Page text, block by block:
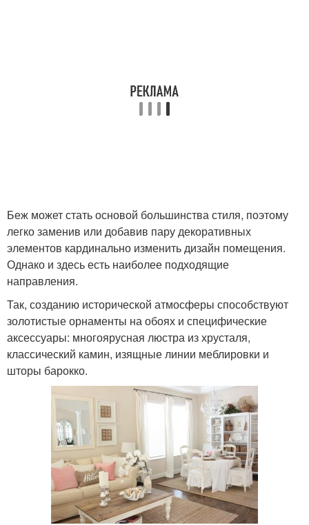
Беж может стать основой большинства стиля, поэтому
легко заменив или добавив пару декоративных
элементов кардинально изменить дизайн помещения.
Однако и здесь есть наиболее подходящие
направления.
Так, созданию исторической атмосферы способствуют
золотистые орнаменты на обоях и специфические
аксессуары: многоярусная люстра из хрусталя,
классический камин, изящные линии меблировки и
шторы барокко.